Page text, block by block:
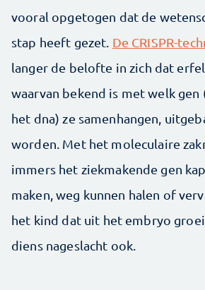
vooral opgetogen dat de
stap heeft gezet. De CRISPR-
langer de belofte in zich dat
waarvan bekend is met welk
het dna) ze samenhangen,
worden. Met het moleculaire
immers het ziekmakende gen
maken, weg kunnen halen of
het kind dat uit het embryo
diens nageslacht ook.